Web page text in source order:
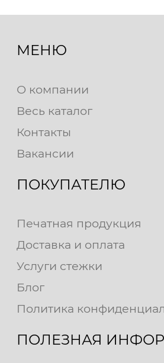
МЕНЮ
О компании
Весь каталог
Контакты
Вакансии
ПОКУПАТЕЛЮ
Печатная продукция
Доставка и оплата
Услуги стежки
Блог
Политика
ПОЛЕЗНАЯ